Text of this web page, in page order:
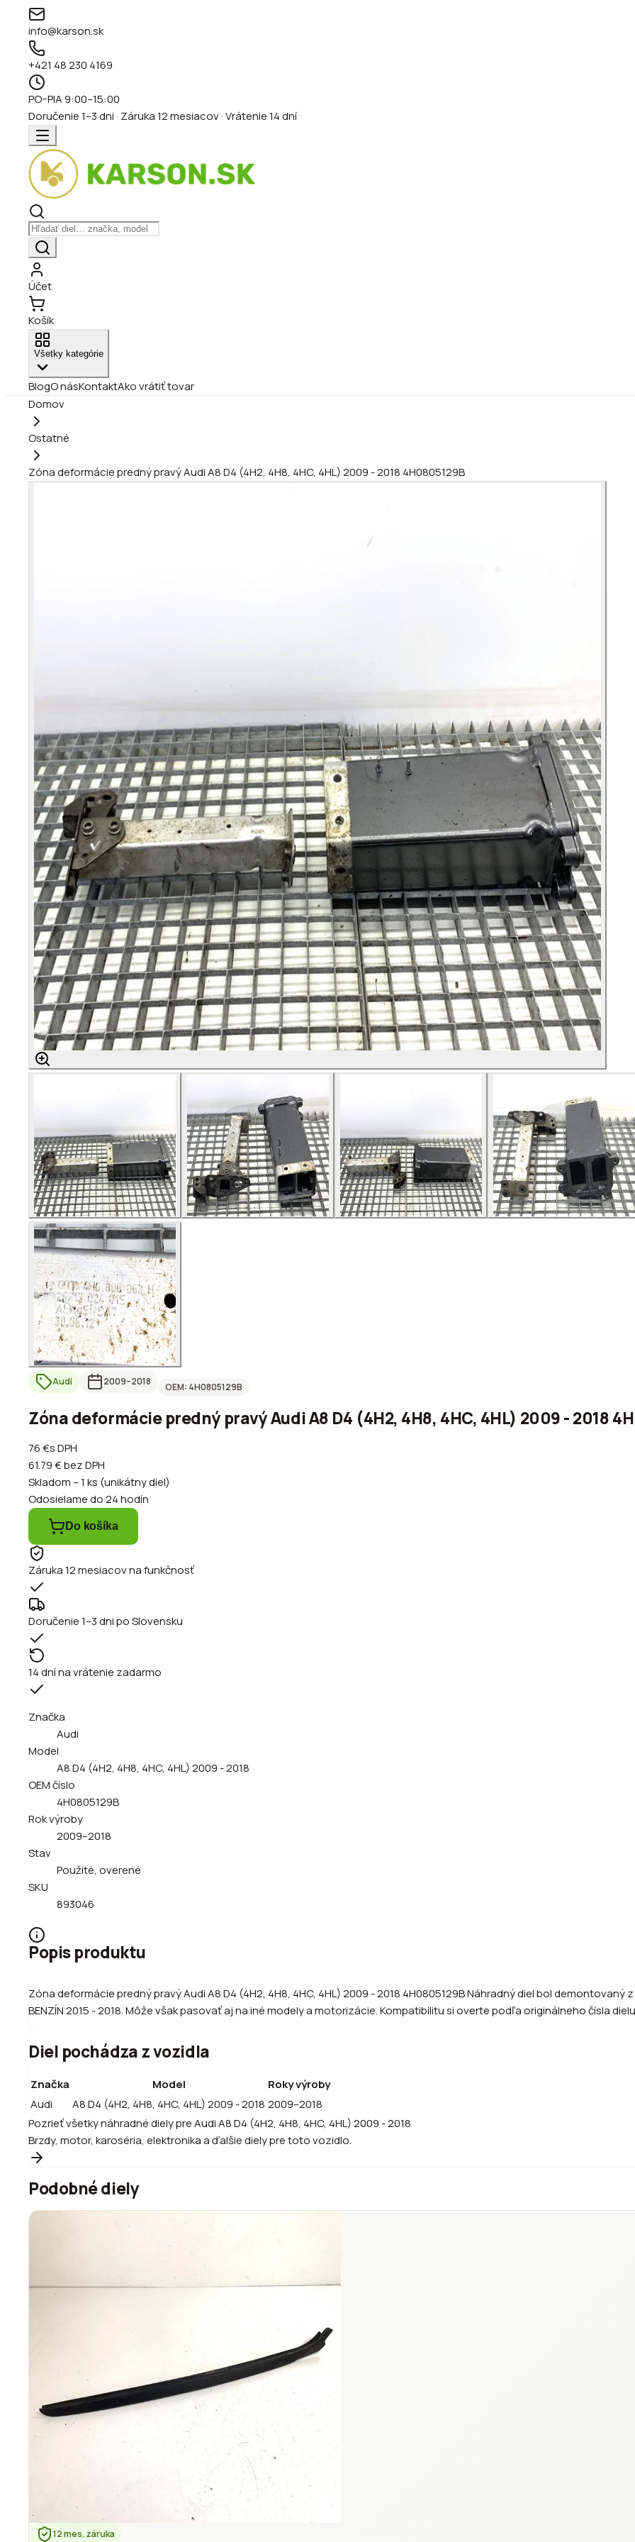
info@karson.sk
+421 48 230 4169
PO–PIA 9:00–15:00
Doručenie 1–3 dni · Záruka 12 mesiacov · Vrátenie 14 dní
Účet
Košík
Všetky kategórie
BlogO násKontaktAko vrátiť tovar
Domov
Ostatné
Zóna deformácie predný pravý Audi A8 D4 (4H2, 4H8, 4HC, 4HL) 2009 - 2018 4H0805129B
Audi 2009–2018 OEM: 4H0805129B
Zóna deformácie predný pravý Audi A8 D4 (4H2, 4H8, 4HC, 4HL) 2009 - 2018
76 €s DPH
61.79 €bez DPH
Skladom – 1 ks (unikátny diel)
Odosielame do 24 hodín
Do košíka
Záruka 12 mesiacov na funkčnosť
Doručenie 1–3 dni po Slovensku
14 dní na vrátenie zadarmo
Značka
Audi
Model
A8 D4 (4H2, 4H8, 4HC, 4HL) 2009 - 2018
OEM číslo
4H0805129B
Rok výroby
2009–2018
Stav
Použité, overené
SKU
893046
Popis produktu
Zóna deformácie predný pravý Audi A8 D4 (4H2, 4H8, 4HC, 4HL) 2009 - 2018 4H0805129B Náhradný diel bol demontovaný
BENZÍN 2015 - 2018. Môže však pasovať aj na iné modely a motorizácie. Kompatibilitu si overte podľa originálneho čísla
Diel pochádza z vozidla
Značka Model
Roky výroby
Audi
A8 D4 (4H2, 4H8, 4HC, 4HL) 2009 - 2018 2009–2018
Pozrieť všetky náhradné diely preAudiA8 D4 (4H2, 4H8, 4HC, 4HL) 2009 - 2018
Brzdy, motor, karoséria, elektronika a ďalšie diely pre toto vozidlo.
Podobné diely
12 mes. záruka